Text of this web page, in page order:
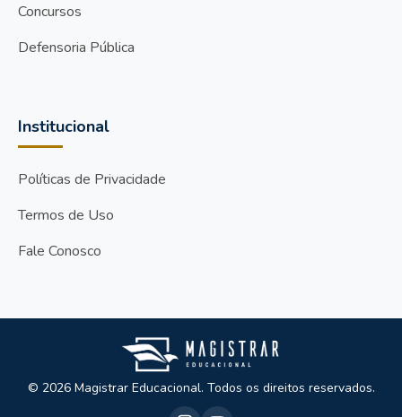
Concursos
Defensoria Pública
Institucional
Políticas de Privacidade
Termos de Uso
Fale Conosco
© 2026 Magistrar Educacional. Todos os direitos reservados.